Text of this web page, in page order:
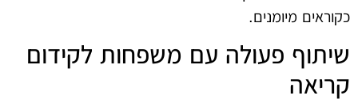
כקוראים מיומנים.
שיתוף פעולה עם משפחות לקידום
קריאה